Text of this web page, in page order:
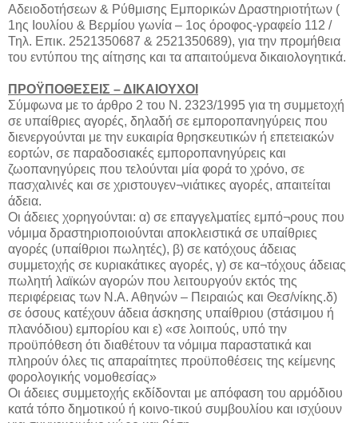
Αδειοδοτήσεων & Ρύθμισης Εμπορικών Δραστηριοτήτων (
1ης Ιουλίου & Βερμίου γωνία – 1ος όροφος-γραφείο 112 /
Τηλ. Επικ. 2521350687 & 2521350689), για την προμήθεια
του εντύπου της αίτησης και τα απαιτούμενα δικαιολογητικά.
ΠΡΟΫΠΟΘΕΣΕΙΣ – ΔΙΚΑΙΟΥΧΟΙ
Σύμφωνα με το άρθρο 2 του Ν. 2323/1995 για τη συμμετοχή
σε υπαίθριες αγορές, δηλαδή σε εμποροπανηγύρεις που
διενεργούνται με την ευκαιρία θρησκευτικών ή επετειακών
εορτών, σε παραδοσιακές εμποροπανηγύρεις και
ζωοπανηγύρεις που τελούνται μία φορά το χρόνο, σε
πασχαλινές και σε χριστουγεν¬νιάτικες αγορές, απαιτείται
άδεια.
Οι άδειες χορηγούνται: α) σε επαγγελματίες εμπό¬ρους που
νόμιμα δραστηριοποιούνται αποκλειστικά σε υπαίθριες
αγορές (υπαίθριοι πωλητές), β) σε κατόχους άδειας
συμμετοχής σε κυριακάτικες αγορές, γ) σε κα¬τόχους άδειας
πωλητή λαϊκών αγορών που λειτουργούν εκτός της
περιφέρειας των Ν.Α. Αθηνών – Πειραιώς και Θεσ/νίκης.δ)
σε όσους κατέχουν άδεια άσκησης υπαίθριου (στάσιμου ή
πλανόδιου) εμπορίου και ε) «σε λοιπούς, υπό την
προϋπόθεση ότι διαθέτουν τα νόμιμα παραστατικά και
πληρούν όλες τις απαραίτητες προϋποθέσεις της κείμενης
φορολογικής νομοθεσίας»
Οι άδειες συμμετοχής εκδίδονται με απόφαση του αρμόδιου
κατά τόπο δημοτικού ή κοινο-τικού συμβουλίου και ισχύουν